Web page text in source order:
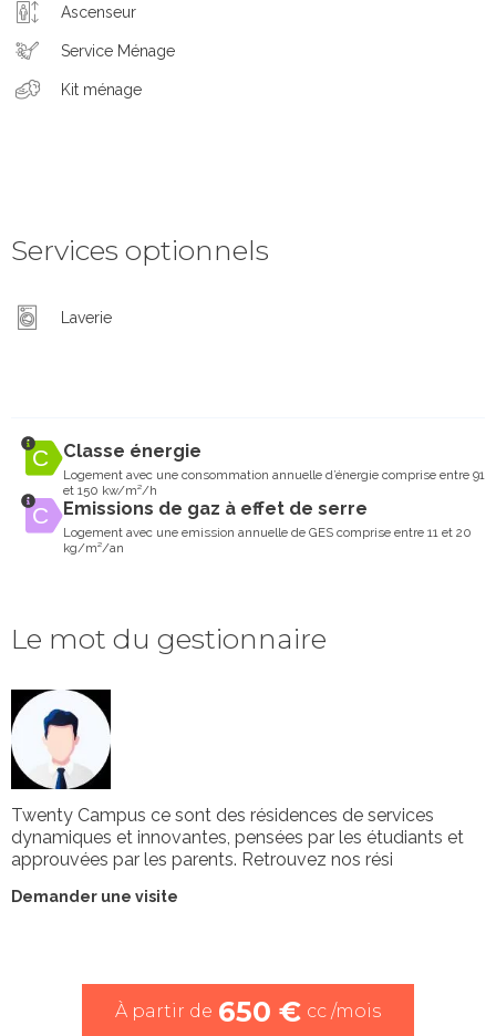
Ascenseur
Service Ménage
Kit ménage
Services optionnels
Laverie
Classe énergie
Logement avec une consommation annuelle d’énergie comprise entre 91
et 150 kw/m²/h
Emissions de gaz à effet de serre
Logement avec une emission annuelle de GES comprise entre 11 et 20
kg/m²/an
Le mot du gestionnaire
Twenty Campus ce sont des résidences de services
dynamiques et innovantes, pensées par les étudiants et
approuvées par les parents. Retrouvez nos rési
Demander une visite
À partir de 650 € cc /mois